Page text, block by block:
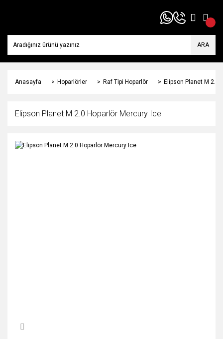
ARA
Anasayfa Hoparlörler Raf Tipi Hoparlör Elipson Planet M 2.0
Elipson Planet M 2.0 Hoparlör Mercury Ice